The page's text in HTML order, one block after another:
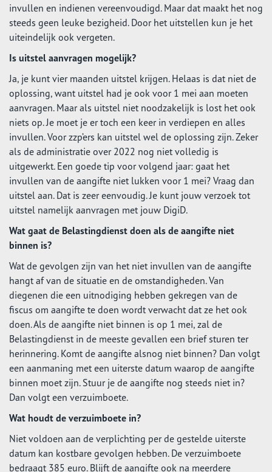
invullen en indienen vereenvoudigd. Maar dat maakt het nog
steeds geen leuke bezigheid. Door het uitstellen kun je het
uiteindelijk ook vergeten.
Is uitstel aanvragen mogelijk?
Ja, je kunt vier maanden uitstel krijgen. Helaas is dat niet de
oplossing, want uitstel had je ook voor 1 mei aan moeten
aanvragen. Maar als uitstel niet noodzakelijk is lost het ook
niets op. Je moet je er toch een keer in verdiepen en alles
invullen. Voor zzp’ers kan uitstel wel de oplossing zijn. Zeker
als de administratie over 2022 nog niet volledig is
uitgewerkt. Een goede tip voor volgend jaar: gaat het
invullen van de aangifte niet lukken voor 1 mei? Vraag dan
uitstel aan. Dat is zeer eenvoudig. Je kunt jouw verzoek tot
uitstel namelijk aanvragen met jouw DigiD.
Wat gaat de Belastingdienst doen als de aangifte niet
binnen is?
Wat de gevolgen zijn van het niet invullen van de aangifte
hangt af van de situatie en de omstandigheden. Van
diegenen die een uitnodiging hebben gekregen van de
fiscus om aangifte te doen wordt verwacht dat ze het ook
doen. Als de aangifte niet binnen is op 1 mei, zal de
Belastingdienst in de meeste gevallen een brief sturen ter
herinnering. Komt de aangifte alsnog niet binnen? Dan volgt
een aanmaning met een uiterste datum waarop de aangifte
binnen moet zijn. Stuur je de aangifte nog steeds niet in?
Dan volgt een verzuimboete.
Wat houdt de verzuimboete in?
Niet voldoen aan de verplichting per de gestelde uiterste
datum kan kostbare gevolgen hebben. De verzuimboete
bedraagt 385 euro. Blijft de aangifte ook na meerdere